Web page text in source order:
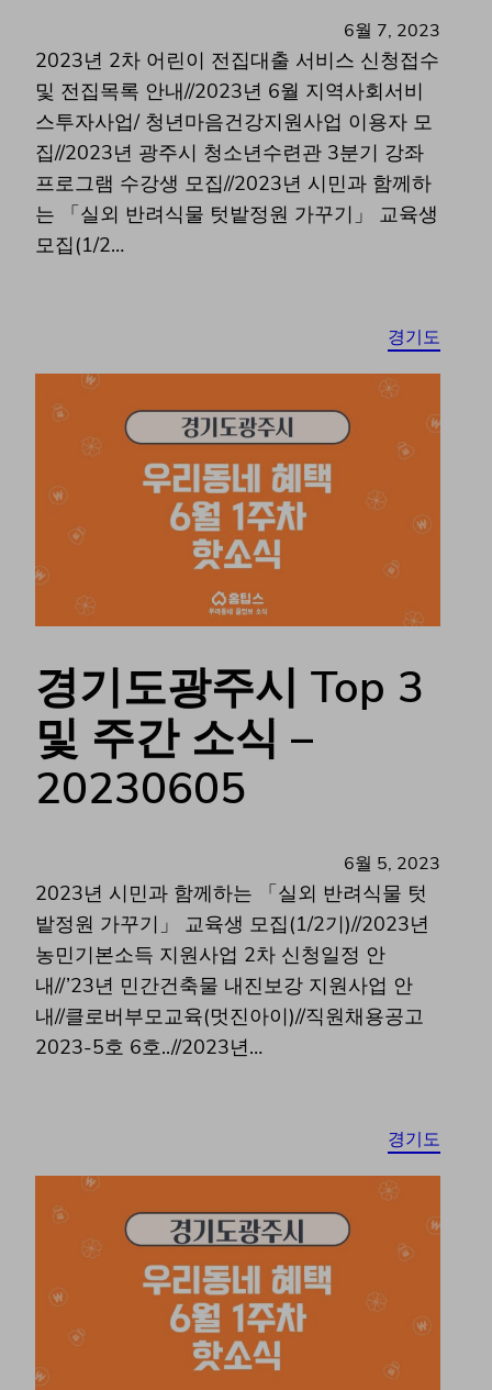
6월 7, 2023
2023년 2차 어린이 전집대출 서비스 신청접수
및 전집목록 안내//2023년 6월 지역사회서비
스투자사업/ 청년마음건강지원사업 이용자 모
집//2023년 광주시 청소년수련관 3분기 강좌
프로그램 수강생 모집//2023년 시민과 함께하
는 「실외 반려식물 텃밭정원 가꾸기」 교육생
모집(1/2…
경기도
경기도광주시 Top 3
및 주간 소식 –
20230605
6월 5, 2023
2023년 시민과 함께하는 「실외 반려식물 텃
밭정원 가꾸기」 교육생 모집(1/2기)//2023년
농민기본소득 지원사업 2차 신청일정 안
내//’23년 민간건축물 내진보강 지원사업 안
내//클로버부모교육(멋진아이)//직원채용공고
2023-5호 6호..//2023년…
경기도